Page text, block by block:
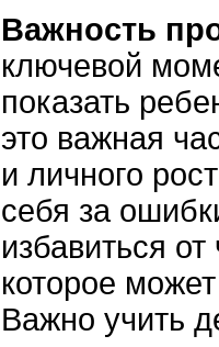
Важность
ключевой
показать
это важная
и личного
себя за
избавиться
которое
Важно учить